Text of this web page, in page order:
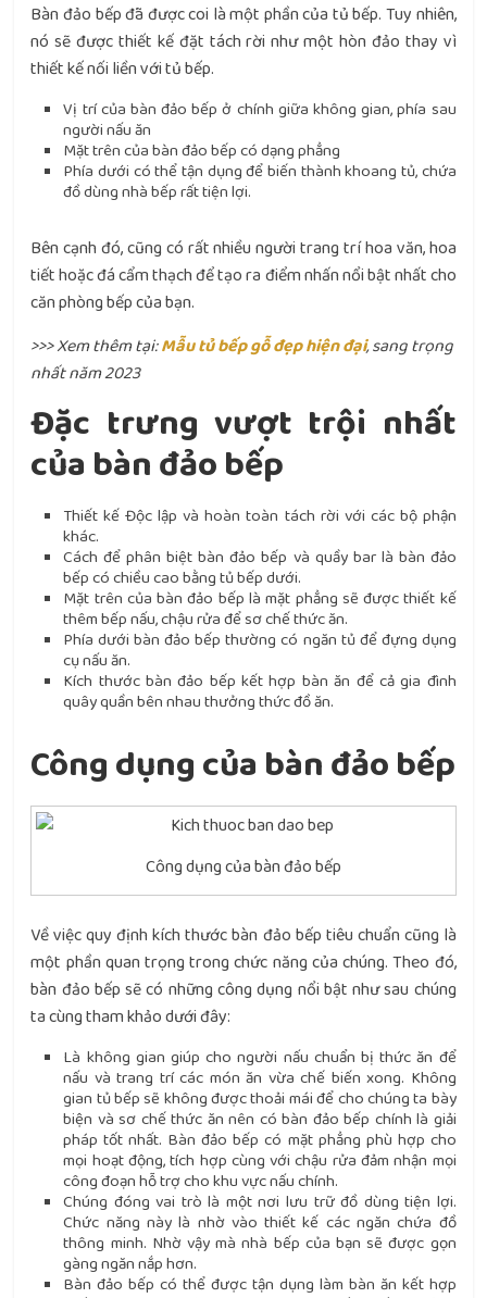
Bàn đảo bếp đã được coi là một phần của tủ bếp. Tuy nhiên,
nó sẽ được thiết kế đặt tách rời như một hòn đảo thay vì
thiết kế nối liền với tủ bếp.
Vị trí của bàn đảo bếp ở chính giữa không gian, phía sau
người nấu ăn
Mặt trên của bàn đảo bếp có dạng phẳng
Phía dưới có thể tận dụng để biến thành khoang tủ, chứa
đồ dùng nhà bếp rất tiện lợi.
Bên cạnh đó, cũng có rất nhiều người trang trí hoa văn, hoa
tiết hoặc đá cẩm thạch để tạo ra điểm nhấn nổi bật nhất cho
căn phòng bếp của bạn.
>>> Xem thêm tại:Mẫu tủ bếp gỗ đẹp hiện đại, sang trọng
nhất năm 2023
Đặc trưng vượt trội nhất
của bàn đảo bếp
Thiết kế Độc lập và hoàn toàn tách rời với các bộ phận
khác.
Cách để phân biệt bàn đảo bếp và quầy bar là bàn đảo
bếp có chiều cao bằng tủ bếp dưới.
Mặt trên của bàn đảo bếp là mặt phẳng sẽ được thiết kế
thêm bếp nấu, chậu rửa để sơ chế thức ăn.
Phía dưới bàn đảo bếp thường có ngăn tủ để đựng dụng
cụ nấu ăn.
Kích thước bàn đảo bếp kết hợp bàn ăn để cả gia đình
quây quần bên nhau thưởng thức đồ ăn.
Công dụng của bàn đảo bếp
Công dụng của bàn đảo bếp
Về việc quy định kích thước bàn đảo bếp tiêu chuẩn cũng là
một phần quan trọng trong chức năng của chúng. Theo đó,
bàn đảo bếp sẽ có những công dụng nổi bật như sau chúng
ta cùng tham khảo dưới đây:
Là không gian giúp cho người nấu chuẩn bị thức ăn để
nấu và trang trí các món ăn vừa chế biến xong. Không
gian tủ bếp sẽ không được thoải mái để cho chúng ta bày
biện và sơ chế thức ăn nên có bàn đảo bếp chính là giải
pháp tốt nhất. Bàn đảo bếp có mặt phẳng phù hợp cho
mọi hoạt động, tích hợp cùng với chậu rửa đảm nhận mọi
công đoạn hỗ trợ cho khu vực nấu chính.
Chúng đóng vai trò là một nơi lưu trữ đồ dùng tiện lợi.
Chức năng này là nhờ vào thiết kế các ngăn chứa đồ
thông minh. Nhờ vậy mà nhà bếp của bạn sẽ được gọn
gàng ngăn nắp hơn.
Bàn đảo bếp có thể được tận dụng làm bàn ăn kết hợp